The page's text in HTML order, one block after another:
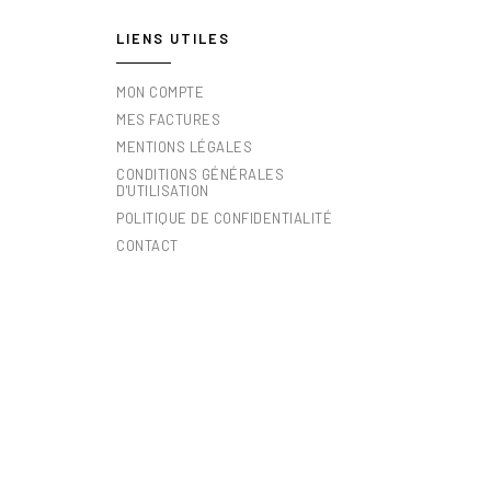
LIENS UTILES
MON COMPTE
MES FACTURES
MENTIONS LÉGALES
CONDITIONS GÉNÉRALES
D'UTILISATION
POLITIQUE DE CONFIDENTIALITÉ
CONTACT